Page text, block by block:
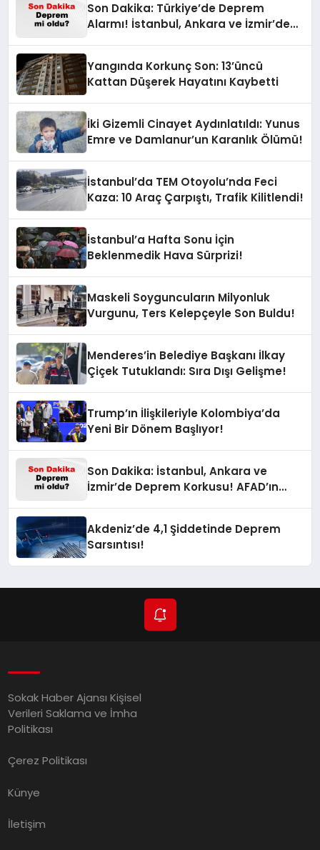
Son Dakika: Türkiye’de Deprem
Alarmı! İstanbul, Ankara ve İzmir’de
Yangında Korkunç Son: 13’üncü
Kattan Düşerek Hayatını Kaybetti
İki Gizemli Cinayet Aydınlatıldı: Yunus
Emre ve Damlanur’un Karanlık Ölümü!
İstanbul’da TEM Otoyolu’nda Feci
Kaza: 10 Araç Çarpıştı, Trafik Kilitlendi!
İstanbul’a Hafta Sonu İçin
Beklenmedik Hava Sürprizi!
Maskeli Soyguncuların Milyonluk
Vurgunu, Ters Kelepçeyle Son Buldu!
Menderes’in Belediye Başkanı İlkay
Çiçek Tutuklandı: Sıra Dışı Gelişme!
Trump’ın İlişkileriyle Kolombiya’da
Yeni Bir Dönem Başlıyor!
Son Dakika: İstanbul, Ankara ve
İzmir’de Deprem Korkusu! AFAD’ın
Akdeniz’de 4,1 Şiddetinde Deprem
Sarsıntısı!
Sokak Haber Ajansı Kişisel
Verileri Saklama ve İmha
Politikası
Çerez Politikası
Künye
İletişim